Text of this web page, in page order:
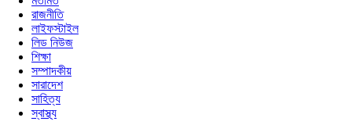
রাজনীতি
লাইফস্টাইল
লিড নিউজ
শিক্ষা
সম্পাদকীয়
সারাদেশ
সাহিত্য
স্বাস্থ্য